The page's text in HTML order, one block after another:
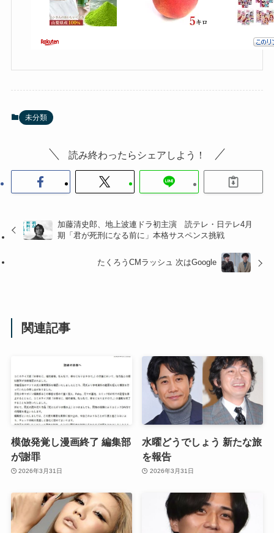
未分類
読み終わったらシェアしよう！
加藤清史郎、地上波連ドラ初主演 読テレ・日テレ4月
期「君が死刑になる前に」本格サスペンス挑戦
たくろうCMラッシュ 次はGoogle
関連記事
模倣発覚し漫画終了 編集部
が謝罪
2026年3月31日
水曜どうでしょう 新たな旅
を報告
2026年3月31日